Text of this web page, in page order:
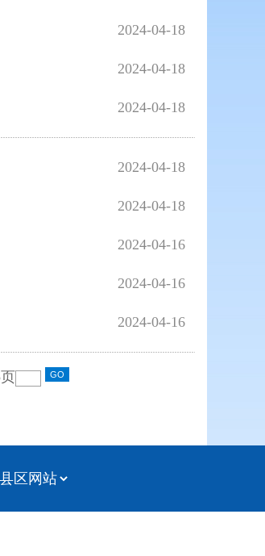
2024-04-18
2024-04-18
2024-04-18
2024-04-18
2024-04-18
2024-04-16
2024-04-16
2024-04-16
页